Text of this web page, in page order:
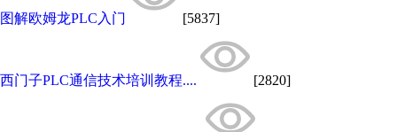
图解欧姆龙PLC入门 [5837]
西门子PLC通信技术培训教程.... [2820]